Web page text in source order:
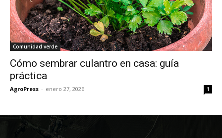
Comunidad verde
Cómo sembrar culantro en casa: guía
práctica
AgroPress - enero 27, 2026 1